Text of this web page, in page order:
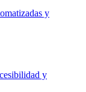
y
y